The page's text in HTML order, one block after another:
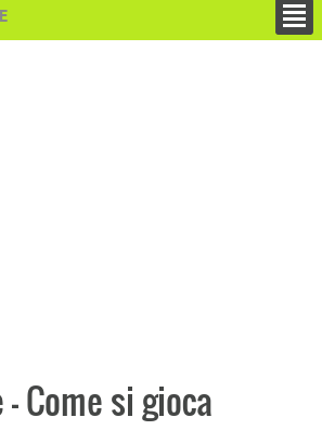
le vincite
Come si gioca